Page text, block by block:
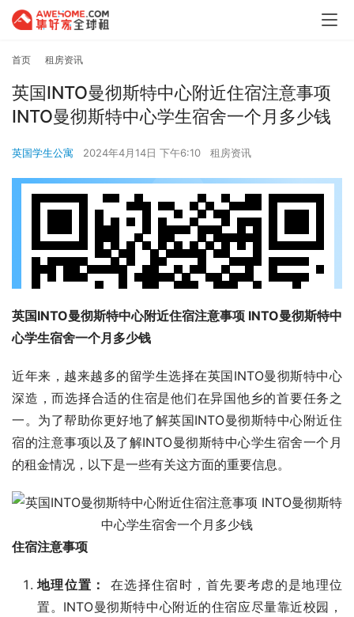
首页 租房资讯
英国INTO曼彻斯特中心附近住宿注意事项
INTO曼彻斯特中心学生宿舍一个月多少钱
英国学生公寓 2024年4月14日 下午6:10 租房资讯
英国INTO曼彻斯特中心附近住宿注意事项 INTO曼彻斯特中
心学生宿舍一个月多少钱
近年来，越来越多的留学生选择在英国INTO曼彻斯特中心
深造，而选择合适的住宿是他们在异国他乡的首要任务之
一。为了帮助你更好地了解英国INTO曼彻斯特中心附近住
宿的注意事项以及了解INTO曼彻斯特中心学生宿舍一个月
的租金情况，以下是一些有关这方面的重要信息。
住宿注意事项
地理位置：
在选择住宿时，首先要考虑的是地理位
置。INTO曼彻斯特中心附近的住宿应尽量靠近校园，